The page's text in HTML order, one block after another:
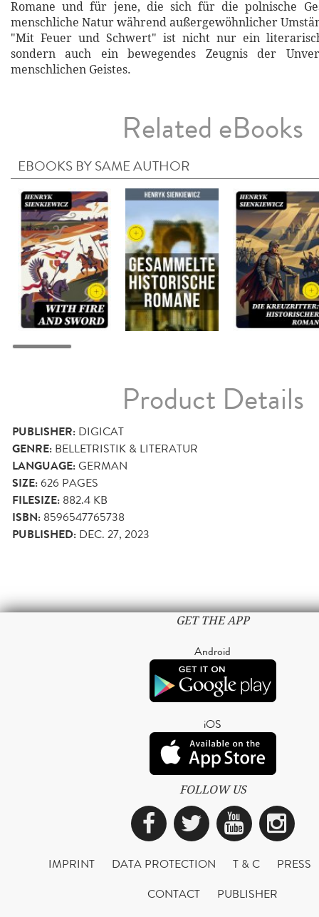
Romane und für jene, die sich für die polnische
menschliche Natur während außergewöhnlicher
"Mit Feuer und Schwert" ist nicht nur ein
sondern auch ein bewegendes Zeugnis der
menschlichen Geistes.
Related eBooks
EBOOKS BY SAME AUTHOR
Product Details
PUBLISHER: DIGICAT
GENRE: BELLETRISTIK & LITERATUR
LANGUAGE:GERMAN
SIZE:626 PAGES
FILESIZE: 882.4 KB
ISBN: 8596547765738
PUBLISHED: DEC. 27, 2023
GET THE APP
Android
iOS
FOLLOW US
Facebook
Twitter
IMPRINT DATA PROTECTION T & C
PRESS
CONTACT
PUBLISHER